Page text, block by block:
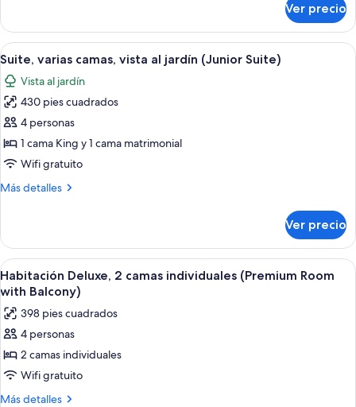
vista
al
jardín
(Deluxe
Suite)
Deluxe,
cama
Queen
size,
vista
al
jardín
(Deluxe
Suite)
Ver precio
Abrir
todas
las
fotos
de
Suite,
varias
vista
(Junior
Suite)
Un dormitorio amplio con una cama
4
Suite, varias camas, vista al jardín (Junior Suite)
Vista al jardín
430 pies cuadrados
4 personas
1 cama King y 1 cama matrimonial
Wifi gratuito
Más detalles
Más
varias
camas,
vista
al
(Junior
Suite)
Ver precio
Abrir
todas
las
fotos
de
Habitación
Deluxe,
2
Habitación de hotel con una cama
4
Habitación Deluxe, 2 camas individuales (Premium Room
with Balcony)
398 pies cuadrados
4 personas
2 camas individuales
Wifi gratuito
Más detalles
Más